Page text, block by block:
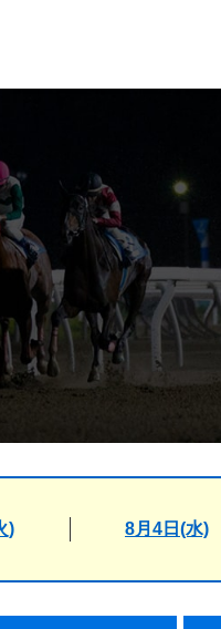
) 8月4日(水)